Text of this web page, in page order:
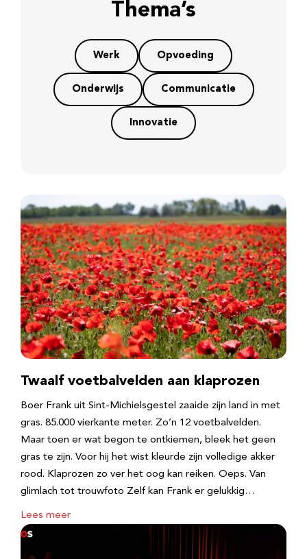
Thema’s
Werk Opvoeding
Onderwijs Communicatie
Innovatie
Twaalf voetbalvelden aan klaprozen
Boer Frank uit Sint-Michielsgestel zaaide zijn land in met
gras. 85.000 vierkante meter. Zo’n 12 voetbalvelden.
Maar toen er wat begon te ontkiemen, bleek het geen
gras te zijn. Voor hij het wist kleurde zijn volledige akker
rood. Klaprozen zo ver het oog kan reiken. Oeps. Van
glimlach tot trouwfoto Zelf kan Frank er gelukkig…
Lees meer